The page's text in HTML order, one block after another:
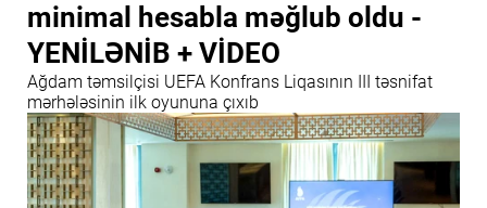
minimal hesabla məğlub oldu -
YENİLƏNİB + VİDEO
Ağdam təmsilçisi UEFA Konfrans Liqasının III təsnifat
mərhələsinin ilk oyununa çıxıb